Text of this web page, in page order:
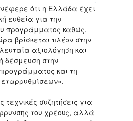
ότι η Ελλάδα έχει
ευθεία για την
προγράμματος καθώς,
βρίσκεται πλέον στην
αξιολόγηση και
δέσμευση στην
και τη
συζητήσεις για
του χρέους, αλλά